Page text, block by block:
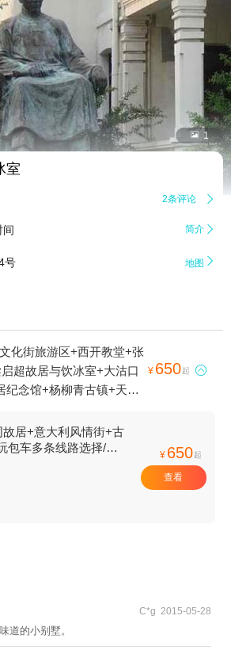
 1
室
2条评论 
间 简介 
号 地图 
化街旅游区+西开教堂+张
超故居与饮冰室+大沽口
纪念馆+杨柳青古镇+天后
园+大悲院码头+名流茶
区+曹禺故居纪念馆+天津
+北塘古镇+天津觉悟社纪
游
¥ 650起 
居+意大利风情街+古
包车多条线路选择/可
¥ 650起
查看
C*g 2015-05-28
道的小别墅。